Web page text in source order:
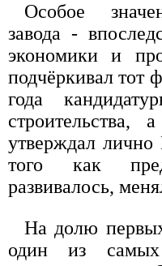
Особое
завода -
экономики и
подчёркивал тот
года
строительства,
утверждал
того как
развивалось,
На долю
один из